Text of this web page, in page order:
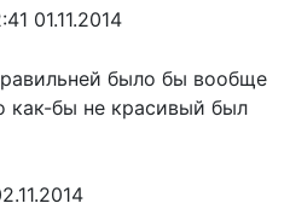
01.11.2014
было бы вообще
как-бы не красивый был